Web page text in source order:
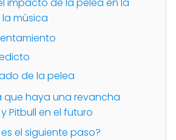
música
de la pelea
que haya una revancha
Pitbull en el futuro
el siguiente paso?